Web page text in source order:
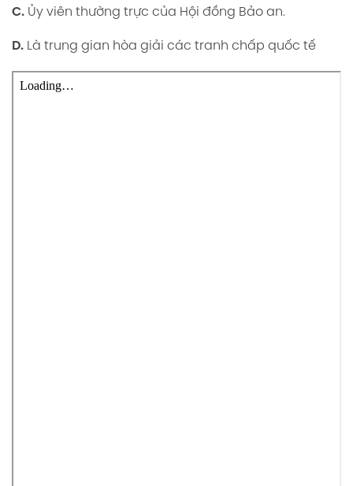
C. Ủy viên thường trực của Hội đồng Bảo an.
D. Là trung gian hòa giải các tranh chấp quốc tế